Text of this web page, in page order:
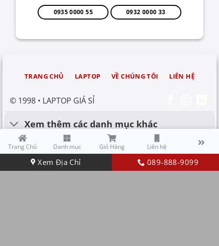
Xem Địa Chỉ 089-888-9099
0935 0000 55 0932 0000 33
© 1998 • LAPTOP GIÁ SỈ
TRANG CHỦ LAPTOP VỀ CHÚNG TÔI LIÊN HỆ
Xem thêm các danh mục khác
Hỗ trợ khách hàng
Trang Chủ Danh mục Giỏ Hàng Liên hệ